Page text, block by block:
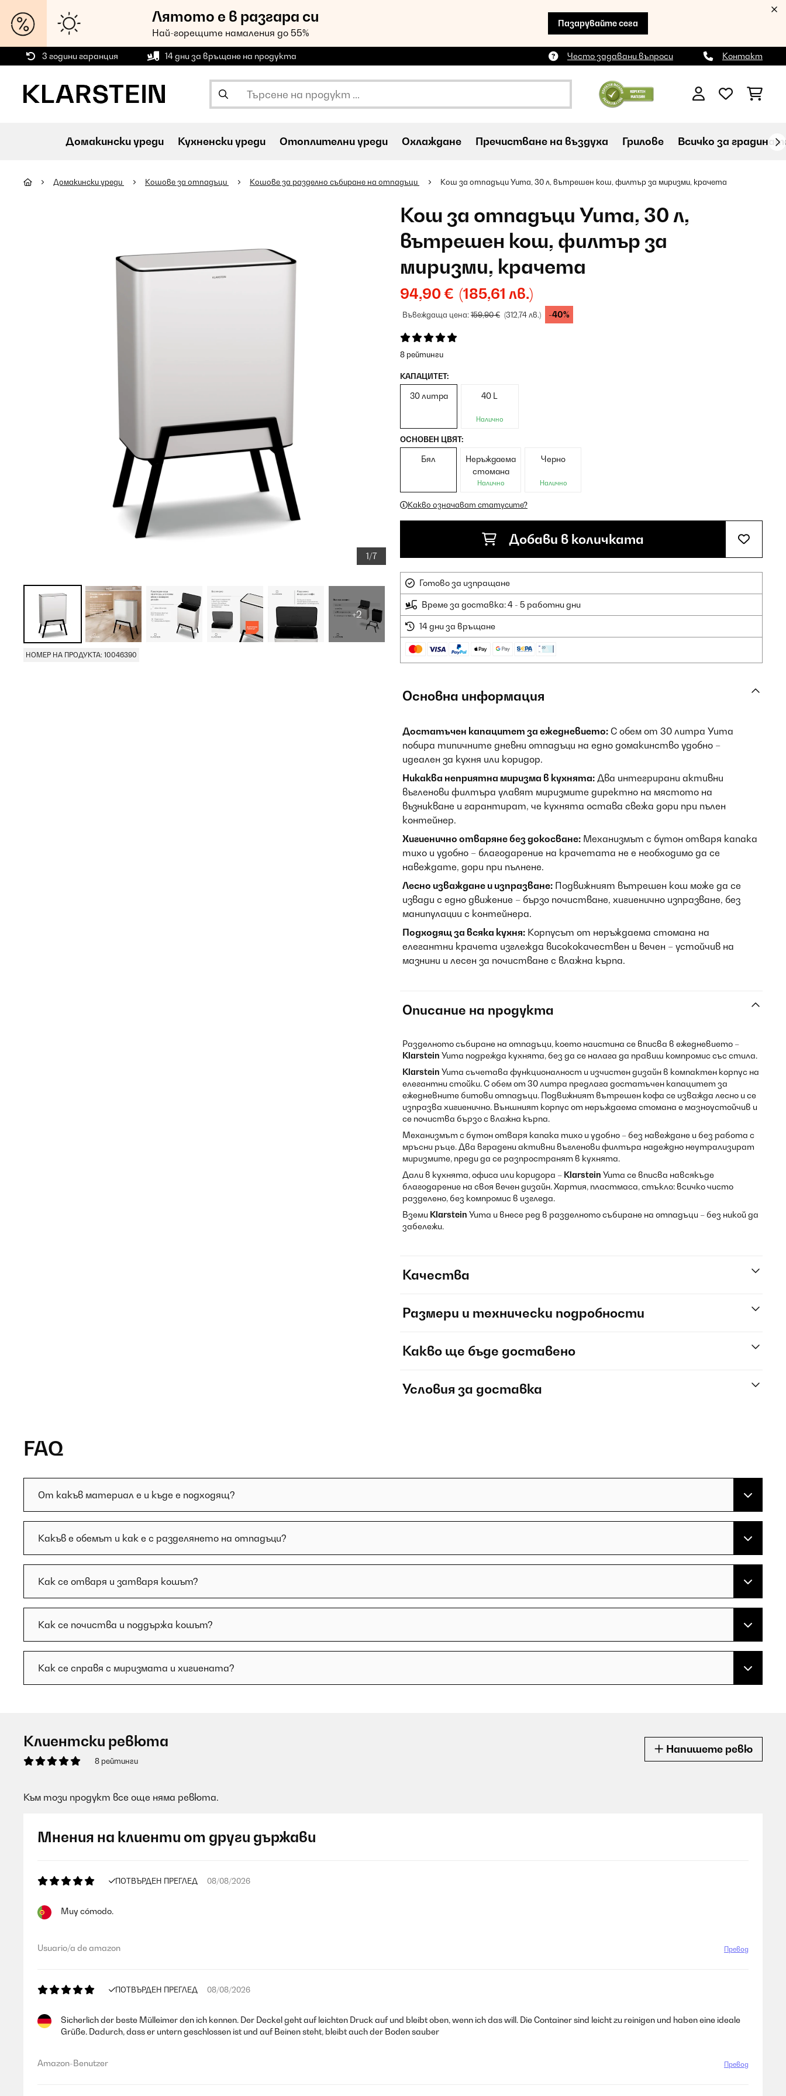
Лятото е в разгара си
Най-горещите намаления до 55%
Пазарувайте сега
3 години гаранция 14 дни за връщане на продукта Често задавани въпроси Контакт
Домакински уреди Кухненски уреди Oтоплителни уреди Охлаждане Пречистване на въздуха Грилове Всичко за
Домакински уреди Кошове за отпадъци Kошове за разделно събиране на отпадъци Кош за отпадъци Yuma, 30 л, вътрешен кош, филтър за миризми, крачета
1/7
+2
НОМЕР НА ПРОДУКТА: 10046390
Кош за отпадъци Yuma, 30 л,
вътрешен кош, филтър за
миризми, крачета
94,90 € (185,61 лв.)
Въвеждаща цена:159,90 € (312,74 лв.) -40%
8 рейтинги
КАПАЦИТЕТ:
30 литра 40 L
Налично
ОСНОВЕН ЦВЯТ:
Бял
Неръждаема
стомана
Налично
Черно
Налично
Какво означават статусите?
Добави в количката
Готово за изпращане
Време за доставка: 4 - 5 работни дни
14 дни за връщане
Основна информация
Достатъчен капацитет за ежедневието: С обем от 30 литра Yuma
побира типичните дневни отпадъци на едно домакинство удобно –
идеален за кухня или коридор.
Никаква неприятна миризма в кухнята: Два интегрирани активни
въгленови филтъра улавят миризмите директно на мястото на
възникване и гарантират, че кухнята остава свежа дори при пълен
контейнер.
Хигиенично отваряне без докосване: Механизмът с бутон отваря капака
тихо и удобно – благодарение на крачетата не е необходимо да се
навеждате, дори при пълнене.
Лесно изваждане и изпразване: Подвижният вътрешен кош може да се
извади с едно движение – бързо почистване, хигиенично изпразване, без
манипулации с контейнера.
Подходящ за всяка кухня: Корпусът от неръждаема стомана на
елегантни крачета изглежда висококачествен и вечен – устойчив на
мазнини и лесен за почистване с влажна кърпа.
Описание на продукта
Разделното събиране на отпадъци, което наистина се вписва в ежедневието –
Klarstein Yuma подрежда кухнята, без да се налага да правиш компромис със стила.
Klarstein Yuma съчетава функционалност и изчистен дизайн в компактен корпус на
елегантни стойки. С обем от 30 литра предлага достатъчен капацитет за
ежедневните битови отпадъци. Подвижният вътрешен кофа се изважда лесно и се
изпразва хигиенично. Външният корпус от неръждаема стомана е мазноустойчив и
се почиства бързо с влажна кърпа.
Механизмът с бутон отваря капака тихо и удобно – без навеждане и без работа с
мръсни ръце. Два вградени активни въгленови филтъра надеждно неутрализират
миризмите, преди да се разпространят в кухнята.
Дали в кухнята, офиса или коридора – Klarstein Yuma се вписва навсякъде
благодарение на своя вечен дизайн. Хартия, пластмаса, стъкло: всичко чисто
разделено, без компромис в изгледа.
Вземи Klarstein Yuma и внесе ред в разделното събиране на отпадъци – без никой да
забележи.
Качества
Размери и технически подробности
Какво ще бъде доставено
Условия за доставка
FAQ
От какъв материал е и къде е подходящ?
Какъв е обемът и как е с разделянето на отпадъци?
Как се отваря и затваря кошът?
Как се почиства и поддържа кошът?
Как се справя с миризмата и хигиената?
Клиентски ревюта
8 рейтинги
Напишете ревю
Към този продукт все още няма ревюта.
Мнения на клиенти от други държави
ПОТВЪРДЕН ПРЕГЛЕД 08/08/2026
Muy cómodo.
Usuario/a de amazon Превод
ПОТВЪРДЕН ПРЕГЛЕД 08/08/2026
Sicherlich der beste Mülleimer den ich kennen. Der Deckel geht auf leichten Druck auf und bleibt oben, wenn ich das will. Die Container sind leicht zu reinigen und haben eine ideale
Grüße. Dadurch, dass er untern geschlossen ist und auf Beinen steht, bleibt auch der Boden sauber
Amazon-Benutzer Превод